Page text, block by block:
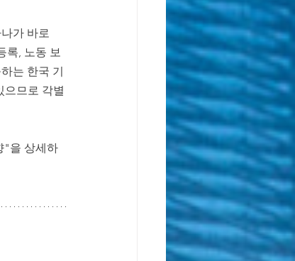
가 바로
록, 노동 보
는 한국 기
으므로 각별
"을 상세하